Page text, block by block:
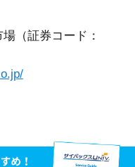
（証券コード：